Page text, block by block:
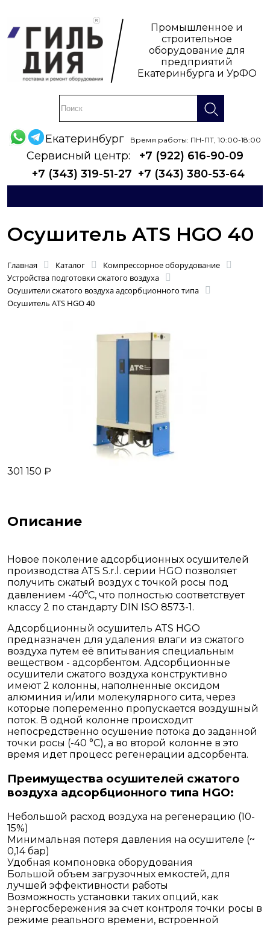
Промышленное и
строительное
оборудование для
предприятий
Екатеринбурга и УрФО
Екатеринбург Время работы: ПН-ПТ, 10:00-18:00
Сервисный центр:
+7 (922) 616-90-09
+7 (343) 319-51-27 +7 (343) 380-53-64
Осушитель ATS HGO 40
Главная Каталог
Компрессорное оборудование
Устройства подготовки сжатого воздуха
Осушители сжатого воздуха адсорбционного типа
Осушитель ATS HGO 40
301 150 ₽
Описание
Новое поколение адсорбционных осушителей
производства ATS S.r.l. серии HGO позволяет
получить сжатый воздух с точкой росы под
давлением -40⁰С, что полностью соответствует
классу 2 по стандарту DIN ISO 8573-1.
Адсорбционный осушитель ATS HGO
предназначен для удаления влаги из сжатого
воздуха путем её впитывания специальным
веществом - адсорбентом. Адсорбционные
осушители сжатого воздуха конструктивно
имеют 2 колонны, наполненные оксидом
алюминия и/или молекулярного сита, через
которые попеременно пропускается воздушный
поток. В одной колонне происходит
непосредственно осушение потока до заданной
точки росы (-40 °С), а во второй колонне в это
время идет процесс регенерации адсорбента.
Преимущества осушителей сжатого
воздуха адсорбционного типа HGO:
Небольшой расход воздуха на регенерацию (10-
15%)
Минимальная потеря давления на осушителе (~
0,14 бар)
Удобная компоновка оборудования
Большой объем загрузочных емкостей, для
лучшей эффективности работы
Возможность установки таких опций, как
энергосбережения за счет контроля точки росы в
режиме реального времени, встроенной